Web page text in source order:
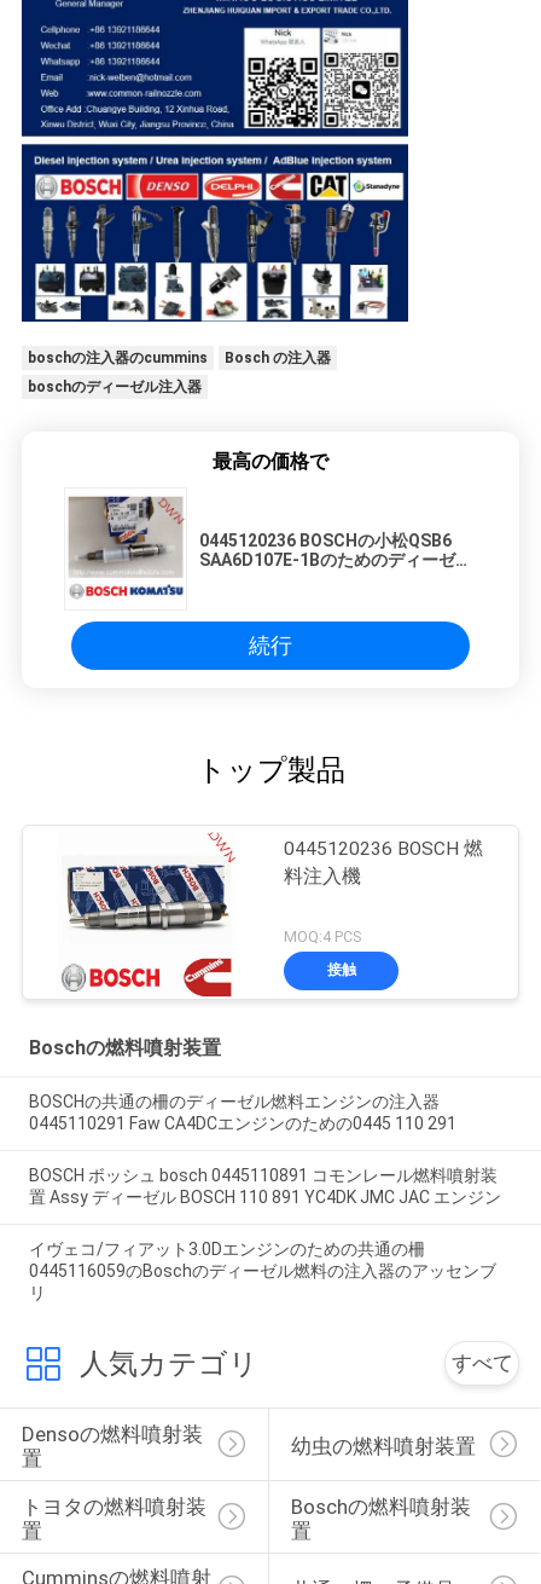
boschの注入器のcummins
Bosch の注入器
boschのディーゼル注入器
最高の価格で
0445120236 BOSCHの小松QSB6
SAA6D107E-1Bのためのディーゼル
続行
トップ製品
0445120236 BOSCH 燃
料注入機
MOQ:4 PCS
接触
Boschの燃料噴射装置
BOSCHの共通の柵のディーゼル燃料エンジンの注入器
0445110291 Faw CA4DCエンジンのための0445 110 291
BOSCH ボッシュ bosch 0445110891 コモンレール燃料噴射装
置 Assy ディーゼル BOSCH 110 891 YC4DK JMC JAC エンジン
イヴェコ/フィアット3.0Dエンジンのための共通の柵
0445116059のBoschのディーゼル燃料の注入器のアッセンブ
リ
人気カテゴリ すべて
Densoの燃料噴射装
置
幼虫の燃料噴射装置
トヨタの燃料噴射装
置
Boschの燃料噴射装
置
Cumminsの燃料噴射